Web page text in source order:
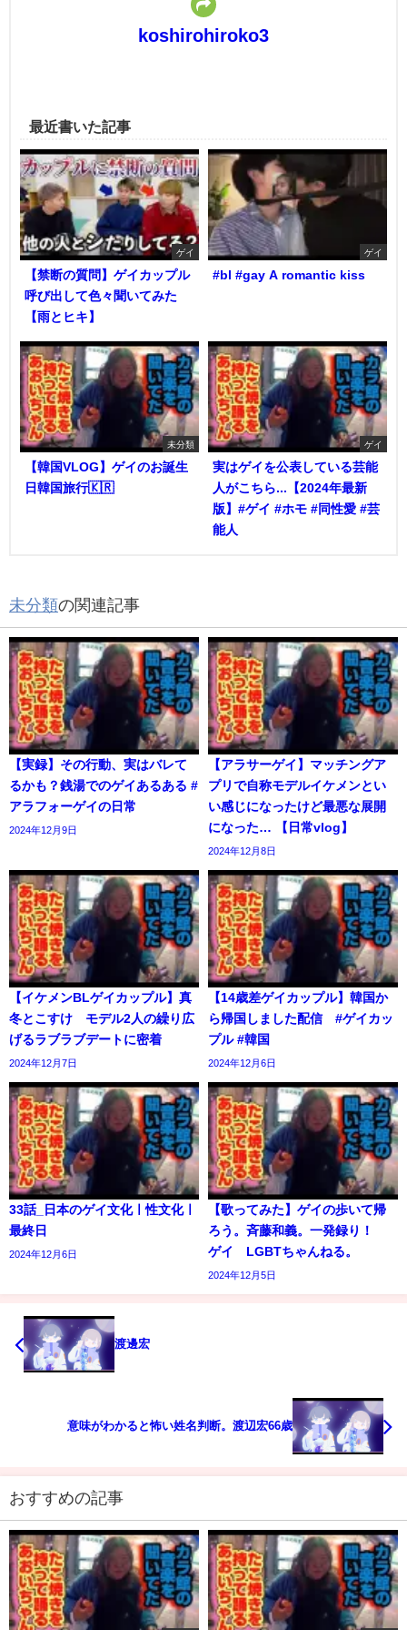
koshirohiroko3
最近書いた記事
ゲイ
【禁断の質問】ゲイカップル
呼び出して色々聞いてみた
【雨とヒキ】
ゲイ
#bl #gay A romantic kiss
未分類
【韓国VLOG】ゲイのお誕生
日韓国旅行🇰🇷
ゲイ
実はゲイを公表している芸能
人がこちら...【2024年最新
版】#ゲイ #ホモ #同性愛 #芸
能人
未分類の関連記事
【実録】その行動、実はバレて
るかも？銭湯でのゲイあるある #
アラフォーゲイの日常
2024年12月9日
【アラサーゲイ】マッチングア
プリで自称モデルイケメンとい
い感じになったけど最悪な展開
になった… 【日常vlog】
2024年12月8日
【イケメンBLゲイカップル】真
冬とこすけ モデル2人の繰り広
げるラブラブデートに密着
2024年12月7日
【14歳差ゲイカップル】韓国か
ら帰国しました配信 #ゲイカッ
プル #韓国
2024年12月6日
33話_日本のゲイ文化ㅣ性文化ㅣ
最終日
2024年12月6日
【歌ってみた】ゲイの歩いて帰
ろう。斉藤和義。一発録り！
ゲイ LGBTちゃんねる。
2024年12月5日
渡邊宏
意味がわかると怖い姓名判断。渡辺宏66歳
おすすめの記事